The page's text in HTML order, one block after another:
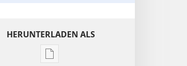
HERUNTERLADEN ALS
Downloadoptionen